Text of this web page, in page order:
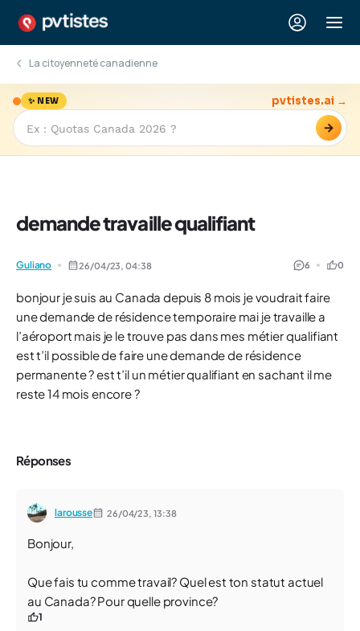
La citoyenneté canadienne
✨ NEW
→
pvtistes.ai →
demande travaille qualifiant
Guliano 26/04/23,04:38 6 0
bonjour je suis au Canada depuis 8 mois je voudrait faire
une demande de résidence temporaire mai je travaille a
l’aéroport mais je le trouve pas dans mes métier qualifiant
est t’il possible de faire une demande de résidence
permanente ? est t’il un métier qualifiant en sachant il me
reste 14 mois encore ?
Réponses
larousse 26/04/23, 13:38
Bonjour,
Que fais tu comme travail? Quel est ton statut actuel
au Canada? Pour quelle province?
1